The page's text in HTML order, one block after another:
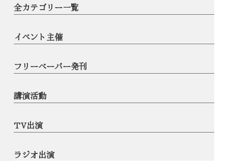
全カテゴリー一覧
イベント主催
フリーペーパー発刊
講演活動
TV出演
ラジオ出演